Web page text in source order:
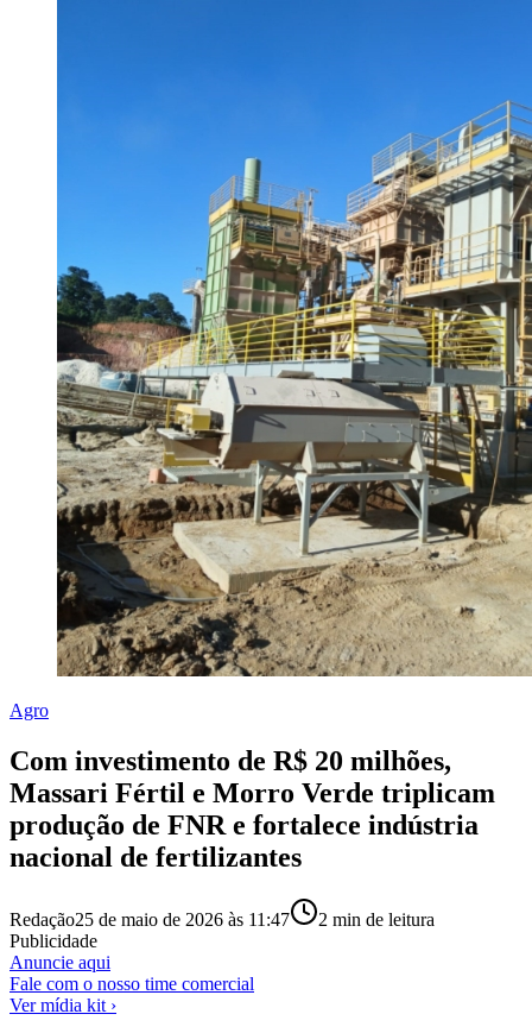
Agro
Com investimento de R$ 20 milhões,
Massari Fértil e Morro Verde triplicam
produção de FNR e fortalece indústria
nacional de fertilizantes
Redação25 de maio de 2026 às 11:47 2 min de leitura
Publicidade
Anuncie aqui
Fale com o nosso time comercial
Ver mídia kit ›